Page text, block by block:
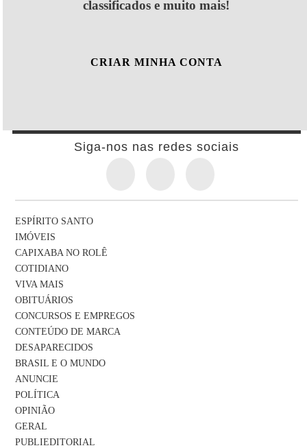
classificados e muito mais!
CRIAR MINHA CONTA
Siga-nos nas redes sociais
ESPÍRITO SANTO
IMÓVEIS
CAPIXABA NO ROLÊ
COTIDIANO
VIVA MAIS
OBITUÁRIOS
CONCURSOS E EMPREGOS
CONTEÚDO DE MARCA
DESAPARECIDOS
BRASIL E O MUNDO
ANUNCIE
POLÍTICA
OPINIÃO
GERAL
PUBLIEDITORIAL